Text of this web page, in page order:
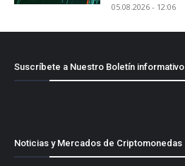
05.08.2026 - 12:06
Suscríbete a Nuestro Boletín informativo
Noticias y Mercados de Criptomonedas